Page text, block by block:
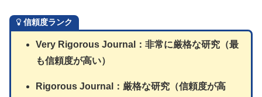
信頼度ランク
Very Rigorous Journal：非常に厳格な研究（最
も信頼度が高い）
Rigorous Journal：厳格な研究（信頼度が高